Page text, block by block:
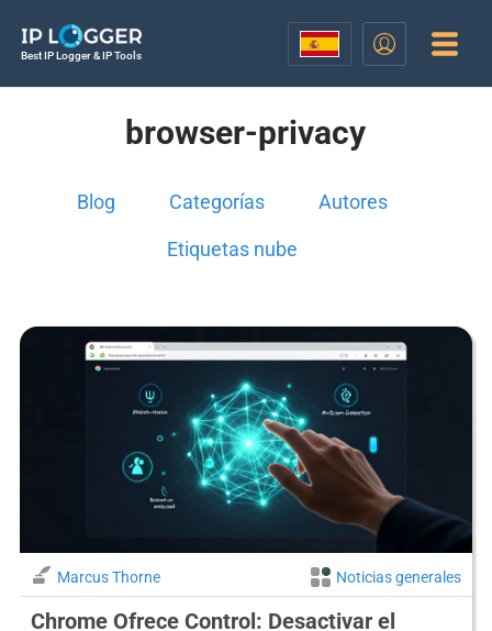
Best IP Logger & IP Tools
browser-privacy
Blog Categorías Autores
Etiquetas nube
Marcus Thorne Noticias generales
Chrome Ofrece Control: Desactivar el